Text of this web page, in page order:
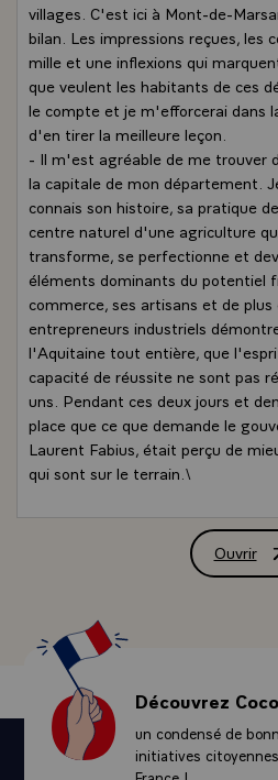
villages. C'est ici à Mont-de-
bilan. Les impressions reçues, les
mille et une inflexions qui
que veulent les habitants de ces
le compte et je m'efforcerai dans
d'en tirer la meilleure leçon.
- Il m'est agréable de me trouver
la capitale de mon département.
connais son histoire, sa pratique
centre naturel d'une agriculture
transforme, se perfectionne et
éléments dominants du potentiel
commerce, ses artisans et de plus
entrepreneurs industriels
l'Aquitaine tout entière, que
capacité de réussite ne sont pas
uns. Pendant ces deux jours et
place que ce que demande le
Laurent Fabius, était perçu de
qui sont sur le terrain.\
groupe de menuiserie Gregoire
spectacle tout à fait remarquable
longtemps, elle est aujourd'hui
parmi les quatre premières de
son climat social, sa capacité de
là, dans ce petit coin de chez
hommes audacieux avec
transformer les données locales
nationales qui sont fort
Ouvrir
Découvrez
un condensé de
initiatives